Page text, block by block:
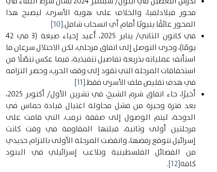
محور فيلادلفيا، والخلاف على هوية الأسرى، ليصبح هذا
المحور عائقًا بنيويًا أمام أي انسحاب شامل.
[10]
في كانون الثاني/ يناير 2025، أُعيد إحياء صيغة (3 في 42
يومًا)، وجرى التوصل إلى اتفاق مرحلي، لكن الاحتلال سرعان ما
استأنف عملياته بذريعة تفاصيل تنفيذية، فيما عكس تنصّلًا من
استحقاقات المرحلة التي تقود إلى وقف الحرب، وحصر التزامه
في هدف تقليص ملف الأسرى فقط.
[11]
أخيرًا، جاء اتفاق شرم الشيخ، في تشرين الأول/ أكتوبر 2025،
بعد فترة وجيزة من فشل محاولة اغتيال قيادة حماس في
الدوحة، ليتم الوصول إلى صفقة ترمب، التي قامت على
مرحلتين أولى وثانية، قبلتها المقاومة في وقت كانت
إسرائيل تتوقع رفضها، وانقضت المرحلة الأولى بالتزام حديدي
من الفصائل الفلسطينية وتلاعب إسرائيلي في البنود
كافة[12]
.